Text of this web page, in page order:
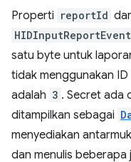
Properti reportId
HIDInputReportEvent
satu byte untuk
tidak menggunakan ID
adalah 3 . Secret ada
ditampilkan sebagai
menyediakan
dan menulis beberapa